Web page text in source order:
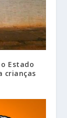
Estado
crianças